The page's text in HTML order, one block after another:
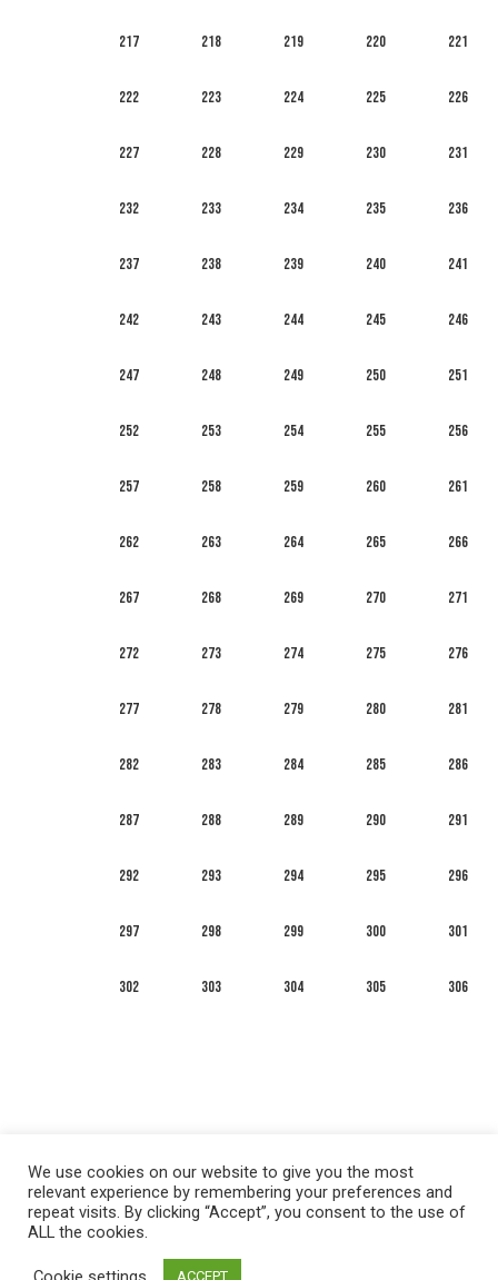
217 218 219 220 221
222 223 224 225 226
227 228 229 230 231
232 233 234 235 236
237 238 239 240 241
242 243 244 245 246
247 248 249 250 251
252 253 254 255 256
257 258 259 260 261
262 263 264 265 266
267 268 269 270 271
272 273 274 275 276
277 278 279 280 281
282 283 284 285 286
287 288 289 290 291
292 293 294 295 296
297 298 299 300 301
302 303 304 305 306
English Français
We use cookies on our website to give you the most
relevant experience by remembering your preferences and
repeat visits. By clicking “Accept”, you consent to the use of
ALL the cookies.
ACCEPT